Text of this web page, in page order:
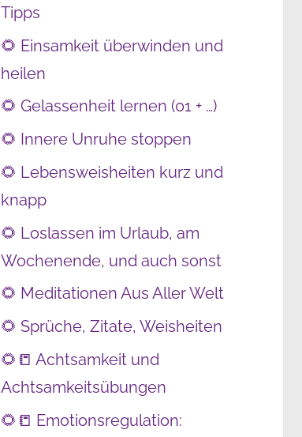
Tipps
🌻 Einsamkeit überwinden und
heilen
🌻 Gelassenheit lernen (01 + …)
🌻 Innere Unruhe stoppen
🌻 Lebensweisheiten kurz und
knapp
🌻 Loslassen im Urlaub, am
Wochenende, und auch sonst
🌻 Meditationen Aus Aller Welt
🌻 Sprüche, Zitate, Weisheiten
🌻📒 Achtsamkeit und
Achtsamkeitsübungen
🌻📒 Emotionsregulation: